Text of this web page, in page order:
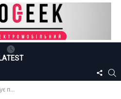
LATEST
US
Tesla